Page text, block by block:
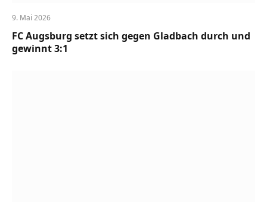
9. Mai 2026
FC Augsburg setzt sich gegen Gladbach durch und
gewinnt 3:1